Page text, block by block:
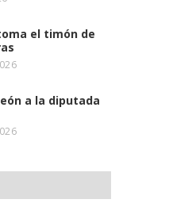
el timón de
a la diputada